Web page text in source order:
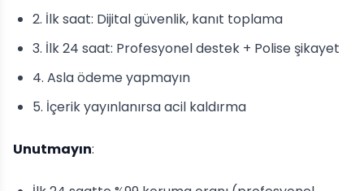
2. İlk saat: Dijital güvenlik, kanıt toplama
3. İlk 24 saat: Profesyonel destek + Polise şikayet
4. Asla ödeme yapmayın
5. İçerik yayınlanırsa acil kaldırma
Unutmayın: